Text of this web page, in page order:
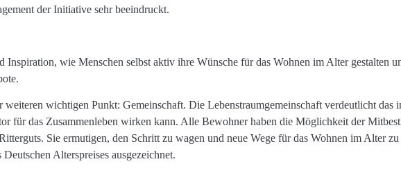
der Initiative sehr beeindruckt.
wie Menschen selbst aktiv ihre Wünsche für das Wohnen im Alter gestalten
weiteren wichtigen Punkt: Gemeinschaft. Die Lebenstraumgemeinschaft verdeutlicht das
für das Zusammenleben wirken kann. Alle Bewohner haben die Möglichkeit der
Sie ermutigen, den Schritt zu wagen und neue Wege für das Wohnen im Alter
Alterspreises ausgezeichnet.